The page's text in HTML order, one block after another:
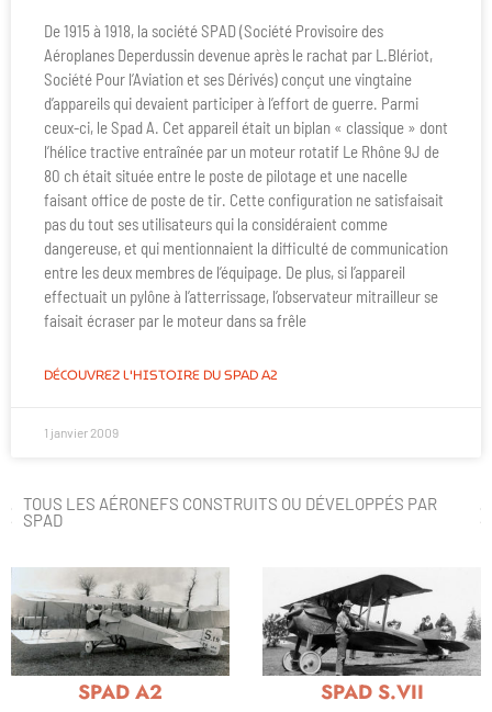
De 1915 à 1918, la société SPAD (Société Provisoire des
Aéroplanes Deperdussin devenue après le rachat par L.Blériot,
Société Pour l’Aviation et ses Dérivés) conçut une vingtaine
d’appareils qui devaient participer à l’effort de guerre. Parmi
ceux-ci, le Spad A. Cet appareil était un biplan « classique » dont
l’hélice tractive entraînée par un moteur rotatif Le Rhône 9J de
80 ch était située entre le poste de pilotage et une nacelle
faisant office de poste de tir. Cette configuration ne satisfaisait
pas du tout ses utilisateurs qui la considéraient comme
dangereuse, et qui mentionnaient la difficulté de communication
entre les deux membres de l’équipage. De plus, si l’appareil
effectuait un pylône à l’atterrissage, l’observateur mitrailleur se
faisait écraser par le moteur dans sa frêle
DÉCOUVREZ L'HISTOIRE DU SPAD A2
1 janvier 2009
TOUS LES AÉRONEFS CONSTRUITS OU DÉVELOPPÉS PAR
SPAD
SPAD A2 SPAD S.VII